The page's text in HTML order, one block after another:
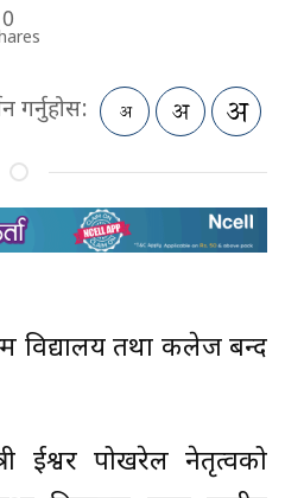
0
गर्नुहोस:
विद्यालय तथा कलेज बन्द
ईश्वर पोखरेल नेतृत्वको